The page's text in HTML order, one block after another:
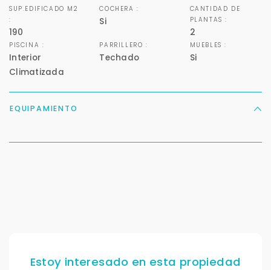
SUP.EDIFICADO M2
:
190
COCHERA :
Si
CANTIDAD DE
PLANTAS :
2
PISCINA :
Interior
Climatizada
PARRILLERO :
Techado
MUEBLES :
Si
EQUIPAMIENTO
Estoy interesado en esta propiedad
Para responderte
mejor y más rápido
Déjanos tus datos para identificar tu consulta en el
Tu nombre *
Solo los usamos para responder tu consulta.